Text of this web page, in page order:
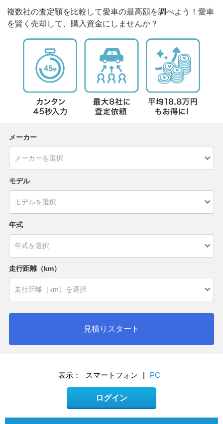
複数社の査定額を比較して愛車の最高額を調べよう！愛車
を賢く売却して、購入資金にしませんか？
メーカー
モデル
年式
走行距離（km）
見積りスタート
表示： スマートフォン | PC
ログイン